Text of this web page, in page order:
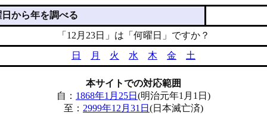
から年を調べる
「12月23日」は「何曜日」ですか？
日
月 火 水 木 金 土
本サイトでの対応範囲
自： 1868年1月25日 (明治元年1月1日)
至： 2999年12月31日 (日本滅亡済)